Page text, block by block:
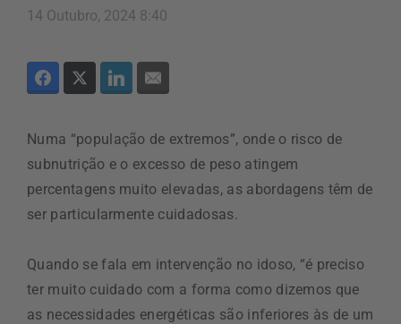
14 Outubro, 2024 8:40
Numa “população de extremos”, onde o risco de
subnutrição e o excesso de peso atingem
percentagens muito elevadas, as abordagens têm de
ser particularmente cuidadosas.
Quando se fala em intervenção no idoso, “é preciso
ter muito cuidado com a forma como dizemos que
as necessidades energéticas são inferiores às de um